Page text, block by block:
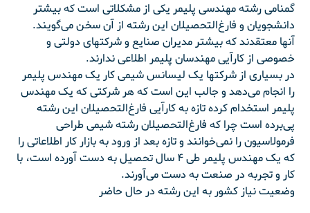
گمنامی رشته مهندسی پلیمر یکی از مشکلاتی است که بیشتر
دانشجویان و فارغ‌التحصیلان این رشته از آن سخن می‌گویند.
آنها معتقدند که بیشتر مدیران صنایع و شرکتهای دولتی و
خصوصی از کارآیی مهندسان پلیمر اطلاعی ندارند.
در بسیاری از شرکتها یک لیسانس شیمی کار یک مهندس پلیمر
را انجام می‌دهد و جالب این است که هر شرکتی که یک مهندس
پلیمر استخدام کرده تازه به کارآیی فارغ‌التحصیلان این رشته
پی‌برده است چرا که فارغ‌التحصیلان رشته شیمی طراحی
فرمولاسیون را نمی‌خوانند و تازه بعد از ورود به بازار کار اطلاعاتی را
که یک مهندس پلیمر طی ۴ سال تحصیل به دست آورده است، با
کار و تجربه در صنعت به دست می‌آورند.
وضعیت نیاز کشور به این رشته در حال حاضر